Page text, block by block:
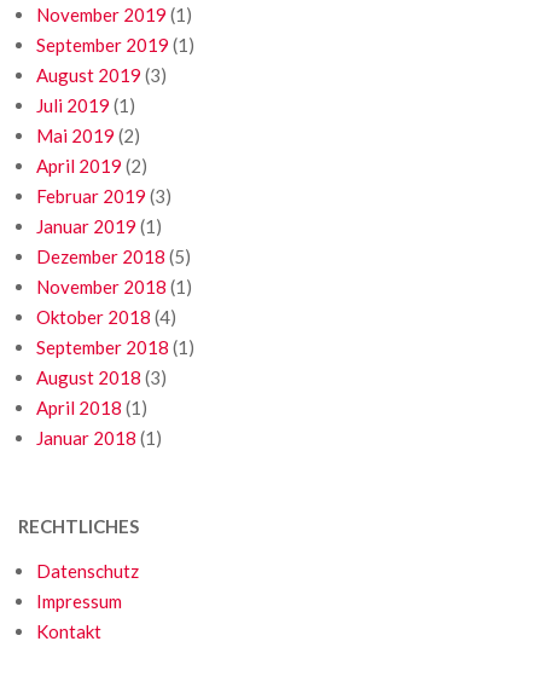
November 2019 (1)
September 2019 (1)
August 2019 (3)
Juli 2019 (1)
Mai 2019 (2)
April 2019 (2)
Februar 2019 (3)
Januar 2019 (1)
Dezember 2018 (5)
November 2018 (1)
Oktober 2018 (4)
September 2018 (1)
August 2018 (3)
April 2018 (1)
Januar 2018 (1)
RECHTLICHES
Datenschutz
Impressum
Kontakt